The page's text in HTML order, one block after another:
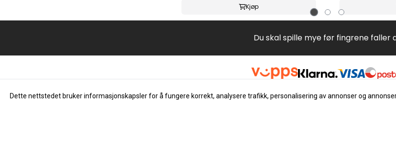
Kjøp
Du skal spille mye før fingrene faller
Dette nettstedet bruker informasjonskapsler for å fungere korrekt, analysere trafikk, personalisering av annonser og